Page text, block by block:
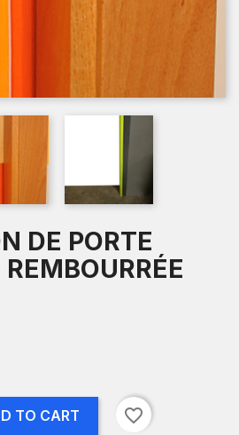
DE PORTE
TO CART favorite_border